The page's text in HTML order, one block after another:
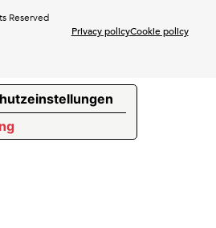
Reserved
Privacy policyCookie policy